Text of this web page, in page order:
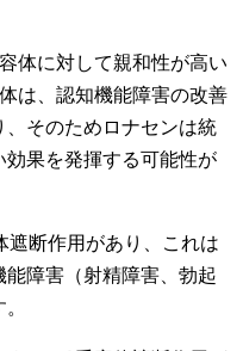
体に対して親和性が高い
は、認知機能障害の改善
そのためロナセンは統
果を発揮する可能性が
遮断作用があり、これは
障害（射精障害、勃起